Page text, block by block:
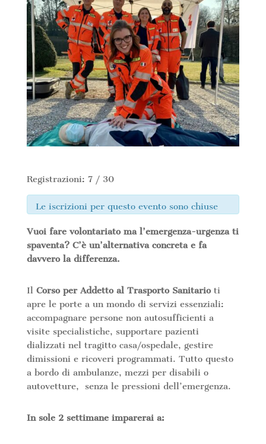
Registrazioni: 7 / 30
Le iscrizioni per questo evento sono chiuse
Vuoi fare volontariato ma l’emergenza-urgenza ti
spaventa? C’è un’alternativa concreta e fa
davvero la differenza.
Il Corso per Addetto al Trasporto Sanitarioti
apre le porte a un mondo di servizi essenziali:
accompagnare persone non autosufficienti a
visite specialistiche, supportare pazienti
dializzati nel tragitto casa/ospedale, gestire
dimissioni e ricoveri programmati. Tutto questo
a bordo di ambulanze, mezzi per disabili o
autovetture, senza le pressioni dell’emergenza.
In sole 2 settimane imparerai a: